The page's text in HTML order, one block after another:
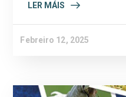
LER MÁIS
Febreiro 12, 2025